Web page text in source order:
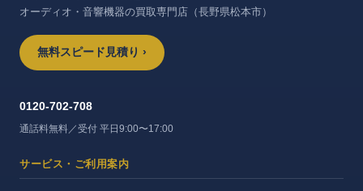
オーディオ・音響機器の買取専門店（長野県松本市）
無料スピード見積り ›
0120-702-708
通話料無料／受付 平日9:00〜17:00
サービス・ご利用案内